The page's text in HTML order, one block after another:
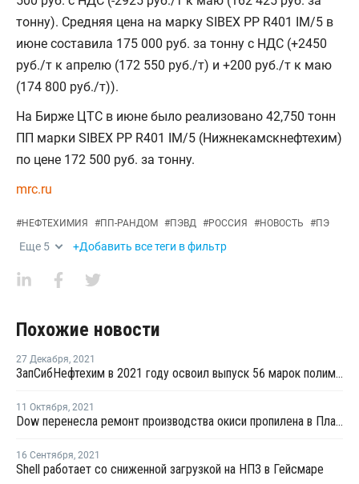
тонну). Средняя цена на марку SIBEX PP R401 IM/5 в
июне составила 175 000 руб. за тонну с НДС (+2450
руб./т к апрелю (172 550 руб./т) и +200 руб./т к маю
(174 800 руб./т)).
На Бирже ЦТС в июне было реализовано 42,750 тонн
ПП марки SIBEX PP R401 IM/5 (Нижнекамскнефтехим)
по цене 172 500 руб. за тонну.
mrc.ru
#НЕФТЕХИМИЯ #ПП-РАНДОМ #ПЭВД #РОССИЯ #НОВОСТЬ #ПЭ
Еще 5 +Добавить все теги в фильтр
Похожие новости
27 Декабря, 2021
ЗапСибНефтехим в 2021 году освоил выпуск 56 марок полимеров
11 Октября, 2021
Dow перенесла ремонт производства окиси пропилена в Плакемине на ноябрь
16 Сентября, 2021
Shell работает со сниженной загрузкой на НПЗ в Гейсмаре